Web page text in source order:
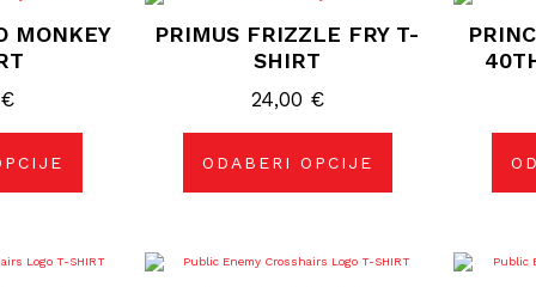
MONKEY
€
PRIMUS FRIZZLE FRY T-
SHIRT
24,00 €
ODABERI OPCIJE
ima
varijanti.
se
odabrati
na
stranici
proizvoda
Ovaj